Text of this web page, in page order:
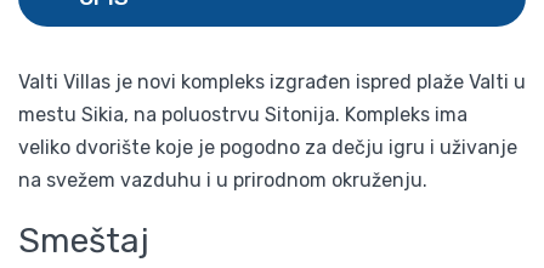
Valti Villas je novi kompleks izgrađen ispred plaže Valti u
mestu Sikia, na poluostrvu Sitonija. Kompleks ima
veliko dvorište koje je pogodno za dečju igru i uživanje
na svežem vazduhu i u prirodnom okruženju.
Smeštaj